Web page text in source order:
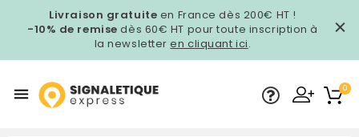
Livraison gratuite en France dès 200€ HT !
-10% de remise dès 60€ HT pour toute inscription à
la newsletteren cliquant ici.
 0